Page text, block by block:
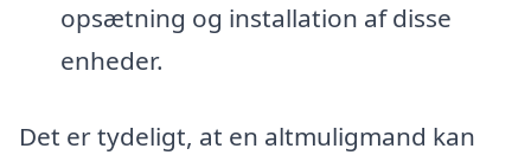
opsætning og installation af disse
enheder.
Det er tydeligt, at en altmuligmand kan